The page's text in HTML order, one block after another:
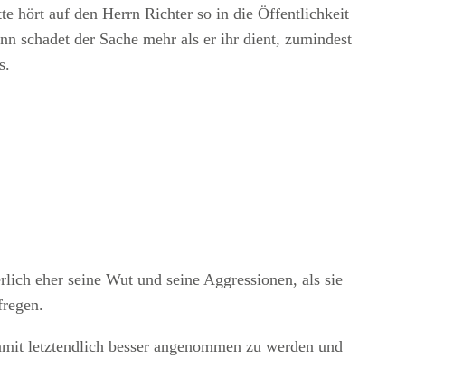
hört auf den Herrn Richter so in die Öffentlichkeit
schadet der Sache mehr als er ihr dient, zumindest
eher seine Wut und seine Aggressionen, als sie
letztendlich besser angenommen zu werden und